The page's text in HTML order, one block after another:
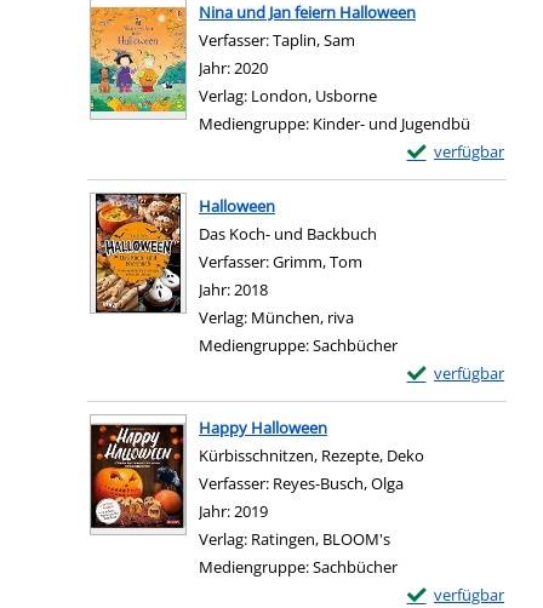
Nina und Jan feiern Halloween
Verfasser:Taplin, Sam
Jahr:2020
Verlag: London, Usborne
Mediengruppe: Kinder- und Jugendbü
verfügbar
Exemplar-Details
Zum Download
Halloween
Das Koch- und Backbuch
Verfasser:Grimm, Tom
Jahr:2018
Verlag: München, riva
Mediengruppe:Sachbücher
verfügbar
Exemplar-Details
Zum Download
Happy Halloween
Kürbisschnitzen, Rezepte, Deko
Verfasser: Reyes-Busch, Olga
Jahr:2019
Verlag: Ratingen, BLOOM's
Mediengruppe:Sachbücher
verfügbar
Exemplar-